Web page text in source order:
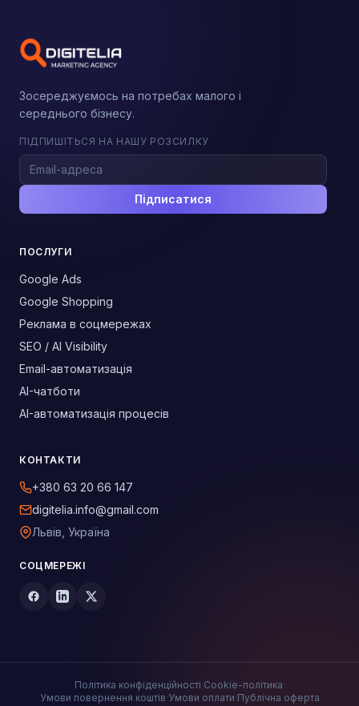
Зосереджуємось на потребах малого і
середнього бізнесу.
ПІДПИШІТЬСЯ НА НАШУ РОЗСИЛКУ
Підписатися
ПОСЛУГИ
Google Ads
Google Shopping
Реклама в соцмережах
SEO / AI Visibility
Email-автоматизація
AI-чатботи
AI-автоматизація процесів
КОНТАКТИ
+380 63 20 66 147
digitelia.info@gmail.com
Львів, Україна
СОЦМЕРЕЖІ
Політика конфіденційності·Cookie-політика·
Умови повернення коштів·Умови оплати·Публічна оферта